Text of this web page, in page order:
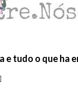
e tudo o que ha